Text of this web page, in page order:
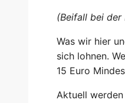
(Beifall bei der
Was wir hier
sich lohnen.
15 Euro
Aktuell